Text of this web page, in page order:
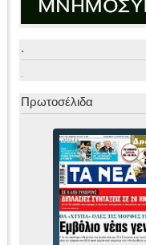
.
.
Πρωτοσέλιδα